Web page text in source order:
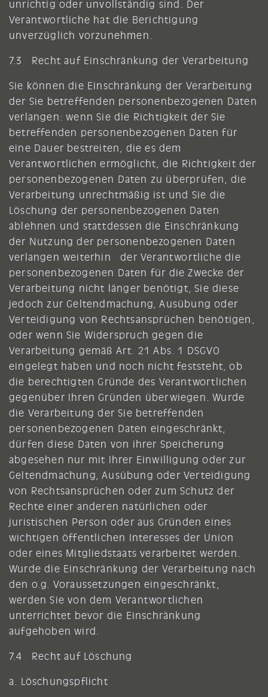
unrichtig oder unvollständig sind. Der
Verantwortliche hat die Berichtigung
unverzüglich vorzunehmen.
7.3 Recht auf Einschränkung der Verarbeitung
Sie können die Einschränkung der Verarbeitung
der Sie betreffenden personenbezogenen Daten
verlangen: wenn Sie die Richtigkeit der Sie
betreffenden personenbezogenen Daten für
eine Dauer bestreiten, die es dem
Verantwortlichen ermöglicht, die Richtigkeit der
personenbezogenen Daten zu überprüfen, die
Verarbeitung unrechtmäßig ist und Sie die
Löschung der personenbezogenen Daten
ablehnen und stattdessen die Einschränkung
der Nutzung der personenbezogenen Daten
verlangen weiterhin der Verantwortliche die
personenbezogenen Daten für die Zwecke der
Verarbeitung nicht länger benötigt, Sie diese
jedoch zur Geltendmachung, Ausübung oder
Verteidigung von Rechtsansprüchen benötigen,
oder wenn Sie Widerspruch gegen die
Verarbeitung gemäß Art. 21 Abs. 1 DSGVO
eingelegt haben und noch nicht feststeht, ob
die berechtigten Gründe des Verantwortlichen
gegenüber Ihren Gründen überwiegen. Wurde
die Verarbeitung der Sie betreffenden
personenbezogenen Daten eingeschränkt,
dürfen diese Daten von ihrer Speicherung
abgesehen nur mit Ihrer Einwilligung oder zur
Geltendmachung, Ausübung oder Verteidigung
von Rechtsansprüchen oder zum Schutz der
Rechte einer anderen natürlichen oder
juristischen Person oder aus Gründen eines
wichtigen öffentlichen Interesses der Union
oder eines Mitgliedstaats verarbeitet werden.
Wurde die Einschränkung der Verarbeitung nach
den o.g. Voraussetzungen eingeschränkt,
werden Sie von dem Verantwortlichen
unterrichtet bevor die Einschränkung
aufgehoben wird.
7.4 Recht auf Löschung
a. Löschungspflicht